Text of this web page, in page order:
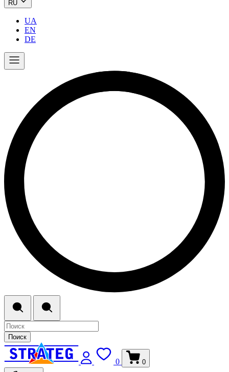
RU
UA
EN
DE
Поиск
0 0